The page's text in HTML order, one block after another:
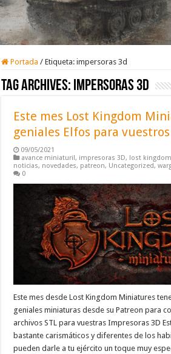
Portada / Etiqueta:impersoras 3d
Tag Archives: impersoras 3d
Este mes Lost Kingdom
geniales Elfos para
09/05/2021
avance miniaturil, impresoras 3D, lost
noticias, novedades, patreon, Uncategorized,
0
Este mes desde Lost Kingdom Miniatures
geniales miniaturas desde su Patreon para
archivos STL para vuestras Impresoras 3D
bastante carismáticos y diferentes de los
pueden darle a tu ejército un toque muy